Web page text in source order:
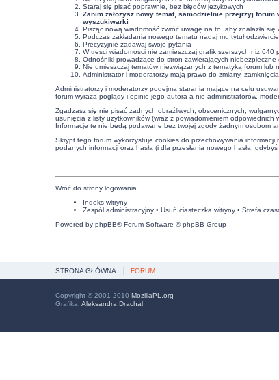
Staraj się pisać poprawnie, bez błędów językowych
Zanim założysz nowy temat, samodzielnie przejrzyj
wyszukiwarki
Pisząc nową wiadomość zwróć uwagę na to, aby znalazła
Podczas zakładania nowego tematu nadaj mu tytuł
Precyzyjnie zadawaj swoje pytania
W treści wiadomości nie zamieszczaj grafik szerszych niż
Odnośniki prowadzące do stron zawierających
Nie umieszczaj tematów niezwiązanych z tematyką forum lub
Administrator i moderatorzy mają prawo do zmiany,
Administratorzy i moderatorzy podejmą starania mające na celu
forum wyraża poglądy i opinie jego autora a nie administratorów,
Zgadzasz się nie pisać żadnych obraźliwych, obscenicznych,
usunięcia z listy użytkowników (wraz z powiadomieniem
Informacje te nie będą podawane bez twojej zgody żadnym osobom
Skrypt tego forum wykorzystuje cookies do przechowywania
podanych informacji oraz hasła (i dla przesłania nowego hasła, gdybyś
Wróć do strony logowania
Indeks witryny
Zespół administracyjny• Usuń ciasteczka witryny• Strefa
Powered by phpBB® Forum Software © phpBB Group
STRONA GŁÓWNA FORUM
Copyright © 2001-2010 MozillaPL.org
Grafika: Aleksandra Drachal